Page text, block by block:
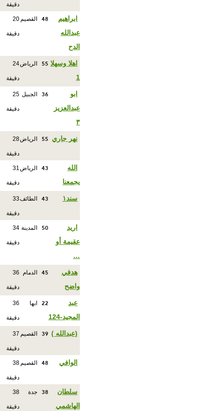
دقيقة
ابراهيم
عبدالله
الدح
48 القصيم 20
دقيقة
اهلا وسهلا
1
55 الرياض24
دقيقة
ابو
عبدالعزيز
٣
36 الجبيل 25
دقيقة
نهر جاري 55 الرياض28
دقيقة
الله
يجمعنا
43 الرياض31
دقيقة
سند١ 43 الطائف33
دقيقة
اريد
عقيمة أو
…
50 المدينة 34
دقيقة
هدفي
واضح
45 الدمام 36
دقيقة
عبد
المجيد-124
22 ابها 36
دقيقة
(عبدالله ) 39 القصيم 37
دقيقة
الوافي 48 القصيم 38
دقيقة
سلطان
الهاشمي
38 جدة 38
دقيقة